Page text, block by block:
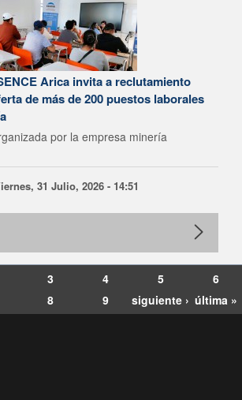
Arica invita a reclutamiento
de más de 200 puestos laborales
por la empresa minería
31 Julio, 2026 - 14:51
3 4 5
6
8 9 siguiente › última »